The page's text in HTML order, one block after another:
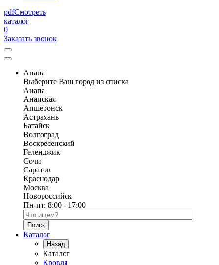
pdfСмотреть
каталог
0
Заказать звонок
Анапа
Выберите Ваш город из списка
Анапа
Анапская
Апшеронск
Астрахань
Батайск
Волгоград
Воскресенский
Геленджик
Сочи
Саратов
Краснодар
Москва
Новороссийск
Пн-пт: 8:00 - 17:00
Поиск по каталогу
Каталог
Назад
Каталог
Кровля